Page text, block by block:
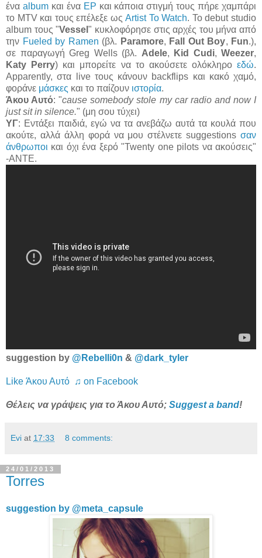
ένα albumκαι ένα EP και κάποια στιγμή τους πήρε χαμπάρι
το MTV και τους επέλεξε ωςArtist To Watch. Το debut studio
album τους "Vessel" κυκλοφόρησε στις αρχές του μήνα από
την Fueled by Ramen (βλ. Paramore, Fall Out Boy, Fun.),
σε παραγωγή Greg Wells (βλ. Adele, Kid Cudi, Weezer,
Katy Perry) και μπορείτε να το ακούσετε ολόκληρο εδώ.
Apparently, στα live τους κάνουν backflips και κακό χαμό,
φοράνε μάσκες και το παίζουν ιστορία.
Άκου Αυτό: "cause somebody stole my car radio and now I
just sit in silence." (μη σου τύχει)
ΥΓ: Εντάξει παιδιά, εγώ να τα ανεβάζω αυτά τα κουλά που
ακούτε, αλλά άλλη φορά να μου στέλνετε suggestions σαν
άνθρωποι και όχι ένα ξερό "Twenty one pilots να ακούσεις"
-ΑΝΤΕ.
suggestion by @Rebelli0n & @dark_tyler
Like Άκου Αυτό ♫ on Facebook
Θέλεις να γράψεις για το Άκου Αυτό; Suggest a band!
Evi at 17:33 8 comments:
24/01/2013
Torres
suggestion by @meta_capsule